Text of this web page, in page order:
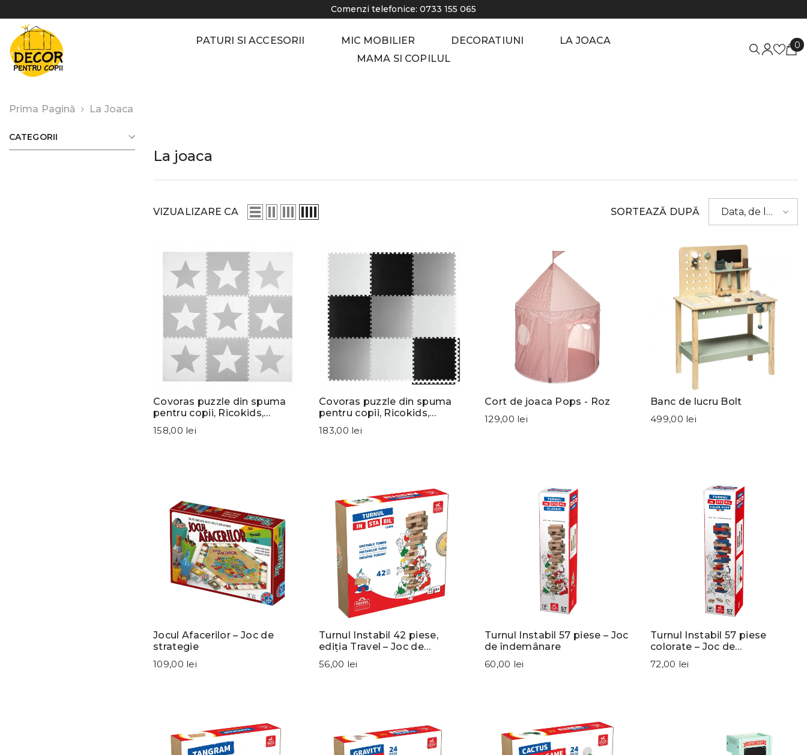
Comenzi telefonice: 0733 155 065
PATURI SI ACCESORII MIC MOBILIER DECORATIUNI
LA JOACA
MAMA SI COPILUL
00
Prima Pagină La Joaca
CATEGORII
La joaca
VIZUALIZARE CA SORTEAZĂ DUPĂ
Data, de la
vechi la
nou
Covoras puzzle din spuma
pentru copii, Ricokids,
180x180cm, 9 piese, Star
Grey
158,00 lei
Covoras puzzle din spuma
pentru copii, Ricokids,
180x180cm, 9 piese, Gri,
Negru
183,00 lei
Cort de joaca Pops - Roz
129,00 lei
Banc de lucru Bolt
499,00 lei
Jocul Afacerilor – Joc de
strategie
109,00 lei
Turnul Instabil 42 piese,
ediția Travel – Joc de
îndemânare
56,00 lei
Turnul Instabil 57 piese – Joc
de îndemânare
60,00 lei
Turnul Instabil 57 piese
colorate – Joc de
îndemânare
72,00 lei